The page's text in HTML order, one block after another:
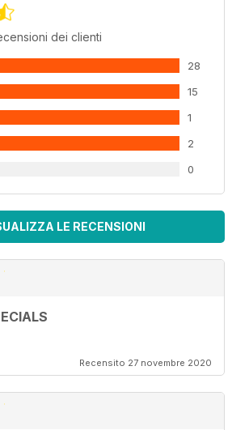
dei clienti
28
15
1
2
0
LE RECENSIONI
Recensito 27 novembre 2020